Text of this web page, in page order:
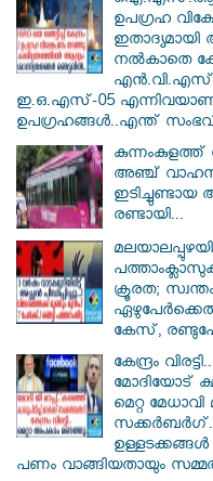
ഉപഗ്രഹ
നൽകാതെ
എൻ.വി.എസ്
ഇ.ഒ.എസ്-05
ഉപഗ്രഹങ്ങൾ..എന്ത്
അഞ്ച്
രണ്ടായി...
ക്രൂരത;
കേസ്,
കേന്ദ്രം
മോദിയോട്
മെറ്റ
ഉള്ളടക്കങ്ങൾ
പണം വാങ്ങിയതായും